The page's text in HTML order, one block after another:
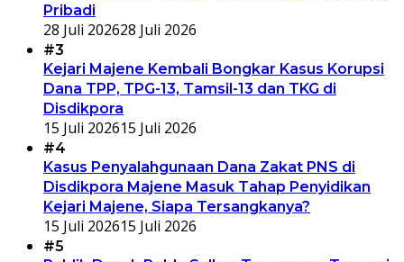
Pribadi
28 Juli 202628 Juli 2026
#3
Kejari Majene Kembali Bongkar Kasus Korupsi
Dana TPP, TPG-13, Tamsil-13 dan TKG di
Disdikpora
15 Juli 202615 Juli 2026
#4
Kasus Penyalahgunaan Dana Zakat PNS di
Disdikpora Majene Masuk Tahap Penyidikan
Kejari Majene, Siapa Tersangkanya?
15 Juli 202615 Juli 2026
#5